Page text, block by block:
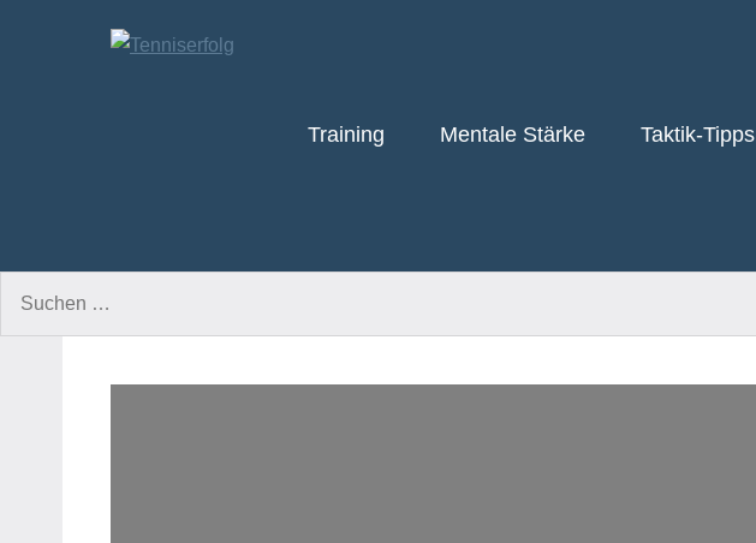
Training Mentale Stärke Taktik-Tipps